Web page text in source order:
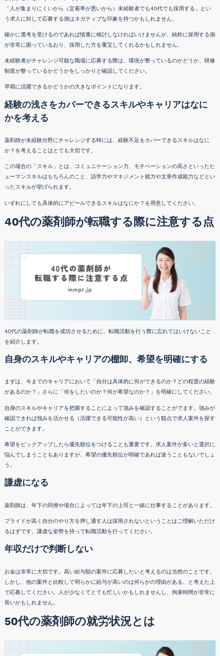
「人が集まりにくいから（定着率が悪いから）未経験者でも40代でも採用する」とい
う求人に対して応募する側はネガティブな印象を持つかもしれません。
確かに選考を受けるのであれば慎重に検討しなければいけませんが、純粋に採用する側
が非常に困っているおり、採用した方を重宝してくれるかもしれません。
未経験者がチャレンジ可能な職場に応募する際は、環境が整っているのかどうか、研修
制度が整っているかどうかをしっかりと確認してください。
早期に活躍できるかどうかの大きなポイントになります。
経験の浅さをカバーできるスキルやキャリアはなに
かを考える
薬剤師が未経験分野にチャレンジする時には、経験不足をカバーできるスキルはなに
か？を考えることはとても大切です。
この場合の「スキル」とは、コミュニケーション力、モチベーションの高さといったヒ
ューマンスキルはもちろんのこと、語学力やマネジメント能力や文章作成能力などとい
ったスキルが挙げられます。
いずれにしても具体的にアピールできるスキルはなにか？を用意してください。
40代の薬剤師が転職する際に注意する点
40代の薬剤師が転職を成功させるために、転職活動を行う際に忘れてはいけないこと
を紹介します。
自身のスキルやキャリアの棚卸、希望を明確にする
まずは、今までのキャリアにおいて「自分は具体的に何ができるのか？どの程度の経験
があるのか？」さらに「何をしたいのか？何が希望なのか？」を明確にしてください。
自身のスキルやキャリアを把握することによって強みを確認することがでます。強みが
確認できれば強みを活かせる（活躍できる可能性が高い）という観点で求人案件を探す
ことができます。
希望をピックアップしたら優先順位をつけることも重要です。求人案件が多いと選択に
悩んでしまうこともありますが、希望の優先順位が明確であれば迷うこともないでしょ
う。
謙虚になる
薬剤師は、年下の同僚や場合によっては年下の上司と一緒に仕事することがあります。
プライドが高く自分のやり方を押し通す人は採用されないということはご理解いただけ
るはずです。謙虚な姿勢を持って転職活動を行ってください。
年収だけで判断しない
お金は非常に大切です。高い給与額の案件に応募したいと考えるのは当然のことです。
しかし、他の案件と比較して明らかに給与が高いのは何らかの理由がある、と考えた上
で応募してください。人が少なくてとても忙しいかもしれませんし、拘束時間が非常に
長いかもしれません。
50代の薬剤師の就労状況とは